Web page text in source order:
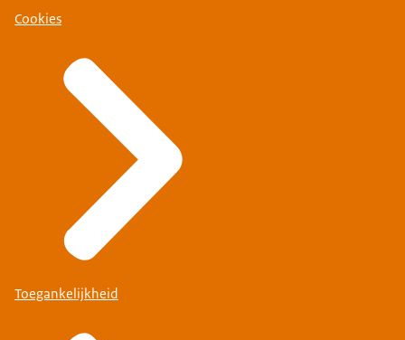
Cookies
Toegankelijkheid